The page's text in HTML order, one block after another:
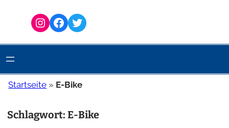
Instagram Facebook Twitter
Startseite » E-Bike
Schlagwort: E-Bike